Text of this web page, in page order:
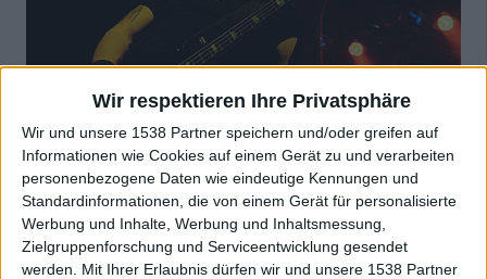
Wir respektieren Ihre Privatsphäre
Wir und unsere 1538 Partner speichern und/oder greifen auf
Informationen wie Cookies auf einem Gerät zu und verarbeiten
personenbezogene Daten wie eindeutige Kennungen und
Standardinformationen, die von einem Gerät für personalisierte
Werbung und Inhalte, Werbung und Inhaltsmessung,
Zielgruppenforschung und Serviceentwicklung gesendet
werden.
Mit Ihrer Erlaubnis dürfen wir und unsere 1538 Partner
Seiten in diesem Artikel